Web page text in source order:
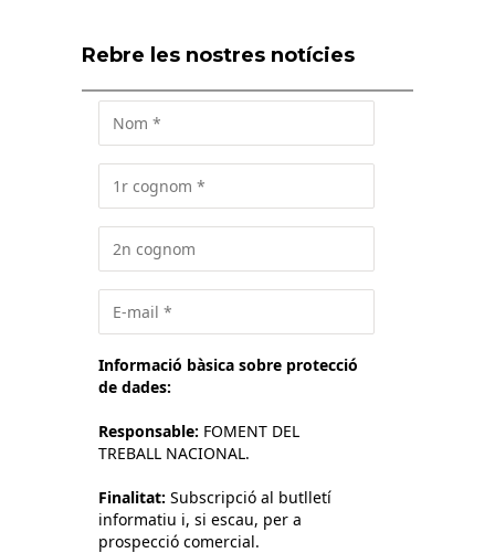
Rebre les nostres notícies
Informació bàsica sobre protecció
de dades:
Responsable: FOMENT DEL
TREBALL NACIONAL.
Finalitat: Subscripció al butlletí
informatiu i, si escau, per a
prospecció comercial.